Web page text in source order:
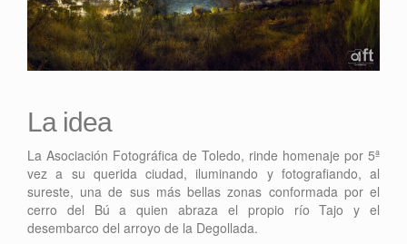
La idea
La Asociación Fotográfica de Toledo, rinde homenaje por 5ª
vez a su querida ciudad, iluminando y fotografiando, al
sureste, una de sus más bellas zonas conformada por el
cerro del Bú a quien abraza el propio río Tajo y el
desembarco del arroyo de la Degollada.